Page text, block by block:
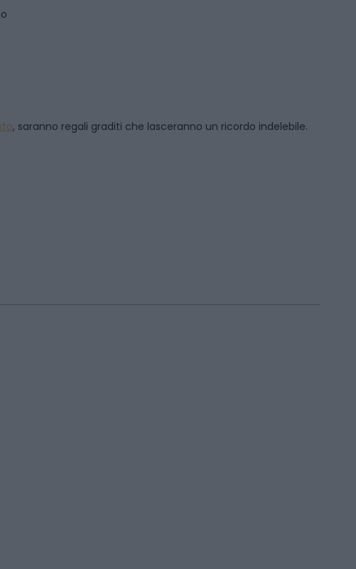
, saranno regali graditi che lasceranno un ricordo indelebile.